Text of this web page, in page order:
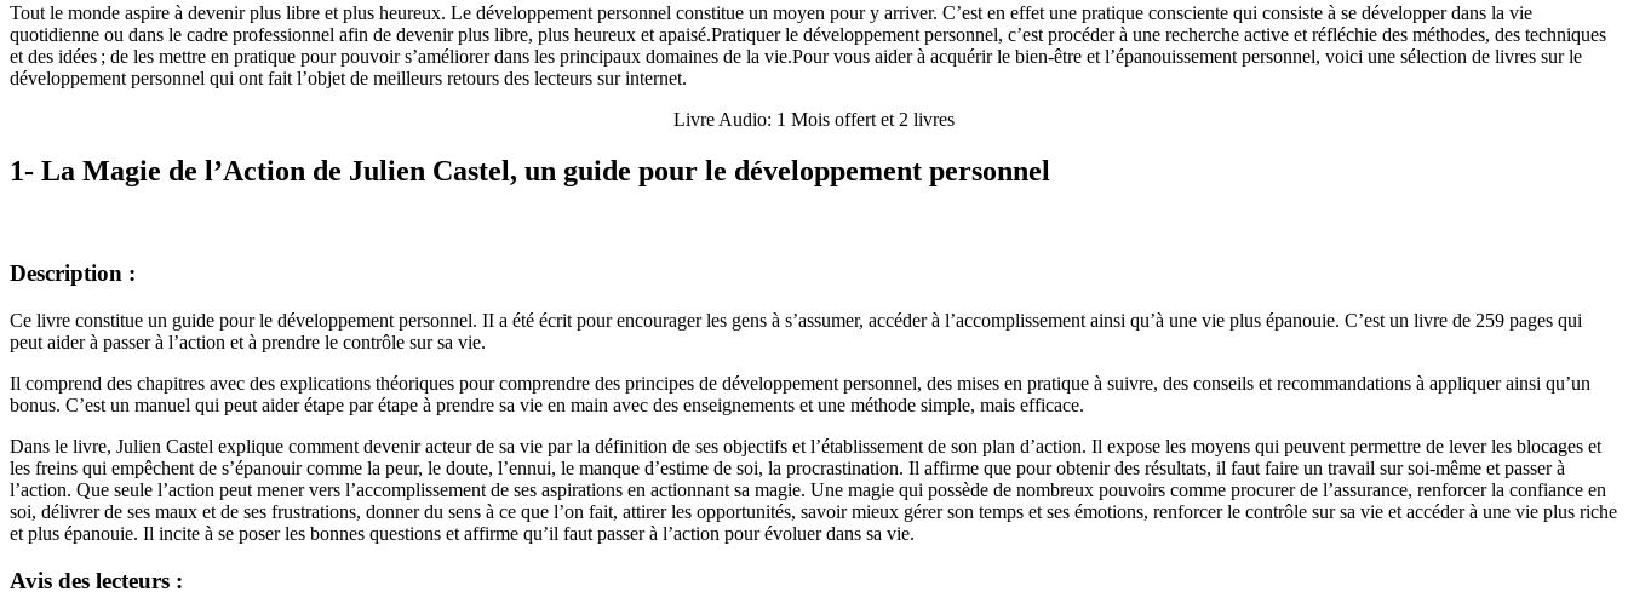
Tout le monde aspire à devenir plus libre et plus heureux. Le développement personnel constitue un moyen pour y arriver. C’est en effet une pratique consciente qui consiste à se développer dans la vie
quotidienne ou dans le cadre professionnel afin de devenir plus libre, plus heureux et apaisé.Pratiquer le développement personnel, c’est procéder à une recherche active et réfléchie des méthodes, des techniques
et des idées ; de les mettre en pratique pour pouvoir s’améliorer dans les principaux domaines de la vie.Pour vous aider à acquérir le bien-être et l’épanouissement personnel, voici une sélection de livres sur le
développement personnel qui ont fait l’objet de meilleurs retours des lecteurs sur internet.
Livre Audio: 1 Mois offert et 2 livres
1- La Magie de l’Action de Julien Castel, un guide pour le développement personnel
Description :
Ce livre constitue un guide pour le développement personnel. II a été écrit pour encourager les gens à s’assumer, accéder à l’accomplissement ainsi qu’à une vie plus épanouie. C’est un livre de 259 pages qui
peut aider à passer à l’action et à prendre le contrôle sur sa vie.
Il comprend des chapitres avec des explications théoriques pour comprendre des principes de développement personnel, des mises en pratique à suivre, des conseils et recommandations à appliquer ainsi qu’un
bonus. C’est un manuel qui peut aider étape par étape à prendre sa vie en main avec des enseignements et une méthode simple, mais efficace.
Dans le livre, Julien Castel explique comment devenir acteur de sa vie par la définition de ses objectifs et l’établissement de son plan d’action. Il expose les moyens qui peuvent permettre de lever les blocages et
les freins qui empêchent de s’épanouir comme la peur, le doute, l’ennui, le manque d’estime de soi, la procrastination. Il affirme que pour obtenir des résultats, il faut faire un travail sur soi-même et passer à
l’action. Que seule l’action peut mener vers l’accomplissement de ses aspirations en actionnant sa magie. Une magie qui possède de nombreux pouvoirs comme procurer de l’assurance, renforcer la confiance en
soi, délivrer de ses maux et de ses frustrations, donner du sens à ce que l’on fait, attirer les opportunités, savoir mieux gérer son temps et ses émotions, renforcer le contrôle sur sa vie et accéder à une vie plus riche
et plus épanouie. Il incite à se poser les bonnes questions et affirme qu’il faut passer à l’action pour évoluer dans sa vie.
Avis des lecteurs :